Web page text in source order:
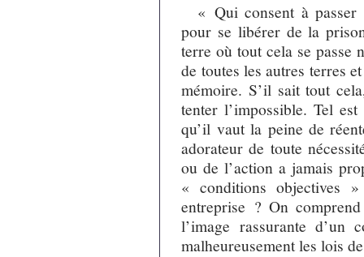
« Qui consent à
pour se libérer de la
terre où tout cela se passe
de toutes les autres terres
mémoire. S’il sait tout
tenter l’impossible. Tel
qu’il vaut la peine de
adorateur de toute
ou de l’action a jamais
« conditions objectives
entreprise ? On
l’image rassurante d’un
malheureusement les lois